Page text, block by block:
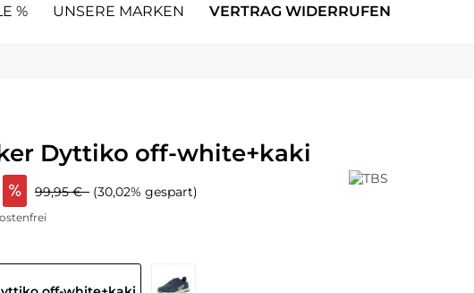
% UNSERE MARKEN VERTRAG WIDERRUFEN
Dyttiko off-white+kaki
99,95 € (30,02% gespart)